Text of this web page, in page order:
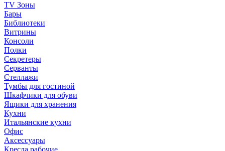
TV Зоны
Бары
Библиотеки
Витрины
Консоли
Полки
Секретеры
Серванты
Стеллажи
Тумбы для гостиной
Шкафчики для обуви
Ящики для хранения
Кухни
Итальянские кухни
Офис
Аксессуары
Кресла рабочие